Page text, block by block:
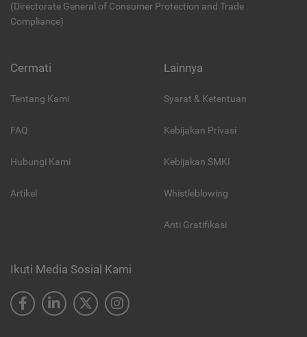
(Directorate General of Consumer Protection and Trade
Compliance)
Cermati
Tentang Kami
FAQ
Hubungi Kami
Artikel
Lainnya
Syarat & Ketentuan
Kebijakan Privasi
Kebijakan SMKI
Whistleblowing
Anti Gratifikasi
Ikuti Media Sosial Kami